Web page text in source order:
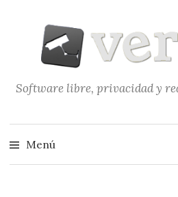
contenido
Software libre, privacidad y
Menú